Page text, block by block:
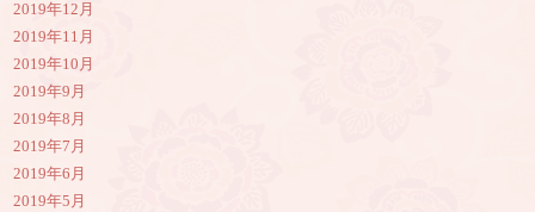
2019年12月
2019年11月
2019年10月
2019年9月
2019年8月
2019年7月
2019年6月
2019年5月